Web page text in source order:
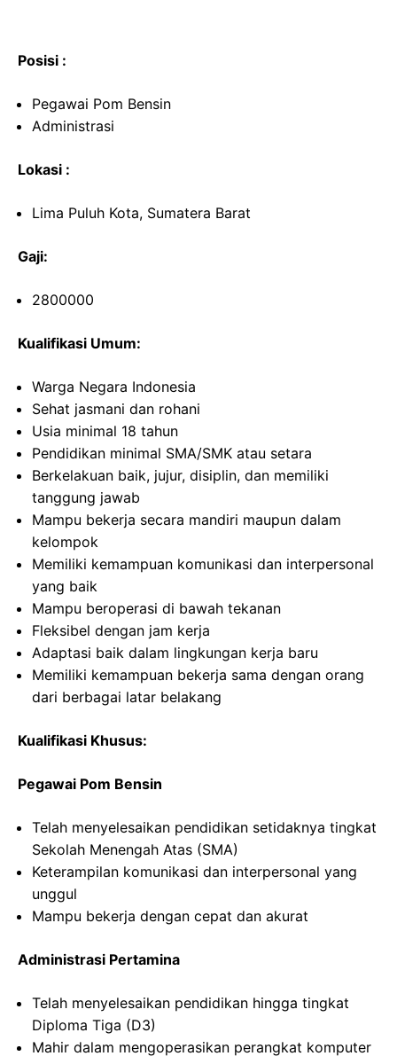
Posisi :
Pegawai Pom Bensin
Administrasi
Lokasi :
Lima Puluh Kota, Sumatera Barat
Gaji:
2800000
Kualifikasi Umum:
Warga Negara Indonesia
Sehat jasmani dan rohani
Usia minimal 18 tahun
Pendidikan minimal SMA/SMK atau setara
Berkelakuan baik, jujur, disiplin, dan memiliki
tanggung jawab
Mampu bekerja secara mandiri maupun dalam
kelompok
Memiliki kemampuan komunikasi dan interpersonal
yang baik
Mampu beroperasi di bawah tekanan
Fleksibel dengan jam kerja
Adaptasi baik dalam lingkungan kerja baru
Memiliki kemampuan bekerja sama dengan orang
dari berbagai latar belakang
Kualifikasi Khusus:
Pegawai Pom Bensin
Telah menyelesaikan pendidikan setidaknya tingkat
Sekolah Menengah Atas (SMA)
Keterampilan komunikasi dan interpersonal yang
unggul
Mampu bekerja dengan cepat dan akurat
Administrasi Pertamina
Telah menyelesaikan pendidikan hingga tingkat
Diploma Tiga (D3)
Mahir dalam mengoperasikan perangkat komputer